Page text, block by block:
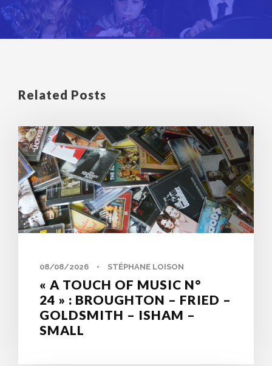
Related Posts
0
08/08/2026 • STÉPHANE LOISON
« A TOUCH OF MUSIC N°
24 » : BROUGHTON – FRIED –
GOLDSMITH – ISHAM –
SMALL